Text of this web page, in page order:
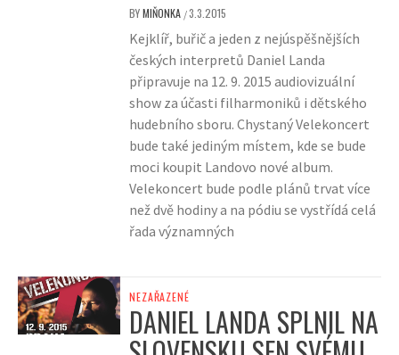
BYMIŇONKA /3.3.2015
Kejklíř, buřič a jeden z nejúspěšnějších
českých interpretů Daniel Landa
připravuje na 12. 9. 2015 audiovizuální
show za účasti filharmoniků i dětského
hudebního sboru. Chystaný Velekoncert
bude také jediným místem, kde se bude
moci koupit Landovo nové album.
Velekoncert bude podle plánů trvat více
než dvě hodiny a na pódiu se vystřídá celá
řada významných
NEZAŘAZENÉ
DANIEL LANDA SPLNIL NA